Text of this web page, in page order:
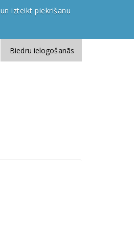
un izteikt piekrišanu
Biedru ielogošanās